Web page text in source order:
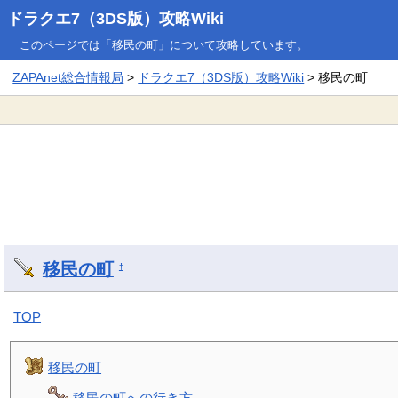
ドラクエ7（3DS版）攻略Wiki
このページでは「移民の町」について攻略しています。
ZAPAnet総合情報局 > ドラクエ7（3DS版）攻略Wiki > 移民の町
移民の町 †
TOP
移民の町